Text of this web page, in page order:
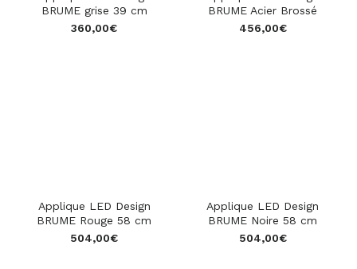
BRUME grise 39 cm
360,00€
BRUME Acier Brossé
456,00€
Applique LED Design
BRUME Rouge 58 cm
504,00€
Applique LED Design
BRUME Noire 58 cm
504,00€